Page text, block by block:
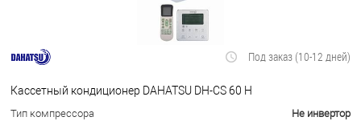
Под заказ (10-12 дней)
Кассетный кондиционер DAHATSU DH-CS 60 H
Тип компрессора
Не инвертор